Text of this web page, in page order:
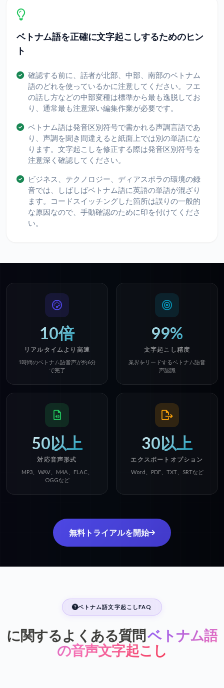
ベトナム語を正確に文字起こしするためのヒン
ト
確認する前に、話者が北部、中部、南部のベトナム
語のどれを使っているかに注意してください。フエ
の話し方などの中部変種は標準から最も逸脱してお
り、通常最も注意深い編集作業が必要です。
ベトナム語は発音区別符号で書かれる声調言語であ
り、声調を聞き間違えると紙面上では別の単語にな
ります。文字起こしを修正する際は発音区別符号を
注意深く確認してください。
ビジネス、テクノロジー、ディアスポラの環境の録
音では、しばしばベトナム語に英語の単語が混ざり
ます。コードスイッチングした箇所は誤りの一般的
な原因なので、手動確認のために印を付けてくださ
い。
10倍
リアルタイムより高速
1時間のベトナム語音声が約6分
で完了
99%
文字起こし精度
業界をリードするベトナム語音
声認識
50以上
対応音声形式
MP3、WAV、M4A、FLAC、
OGGなど
30以上
エクスポートオプション
Word、PDF、TXT、SRTなど
無料トライアルを開始
ベトナム語文字起こしFAQ
に関するよくある質問 ベトナム語
の音声文字起こし